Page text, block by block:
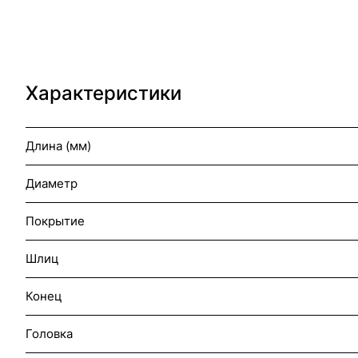
Характеристики
Длина (мм)
Диаметр
Покрытие
Шлиц
Конец
Головка